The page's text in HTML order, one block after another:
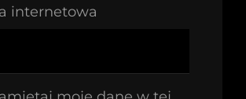
internetowa